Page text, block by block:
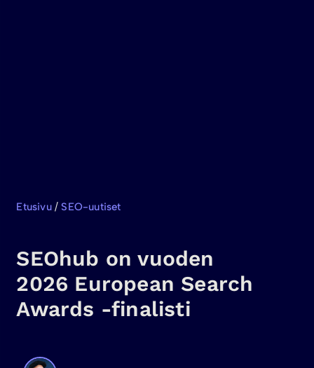
Etusivu/SEO-uutiset
SEOhub on vuoden
2026 European Search
Awards -finalisti